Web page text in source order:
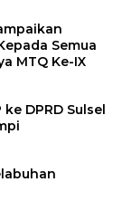
Semua
MTQ Ke-IX
DPRD Sulsel